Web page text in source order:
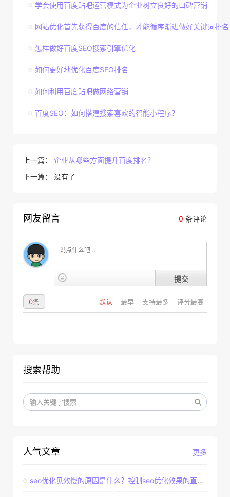
学会使用百度贴吧运营模式为企业树立良好的口碑营销
网站优化首先获得百度的信任，才能循序渐进做好关键词排名
怎样做好百度SEO搜索引擎优化
如何更好地优化百度SEO排名
如何利用百度贴吧做网络营销
百度SEO：如何搭建搜索喜欢的智能小程序？
上一篇： 企业从哪些方面提升百度排名？
下一篇： 没有了
0 条评论
网友留言
提交
默认 最早 支持最多 评分最高
0条
搜索帮助
更多
人气文章
seo优化见效慢的原因是什么？控制seo优化效果的直接因素